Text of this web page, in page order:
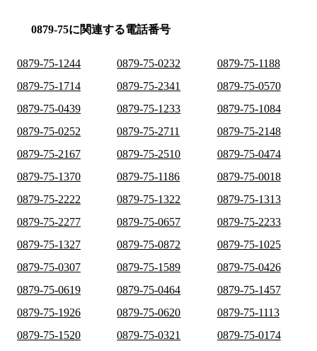
0879-75に関連する電話番号
0879-75-1244 0879-75-0232
0879-75-1188
0879-75-1714
0879-75-2341
0879-75-0570
0879-75-0439
0879-75-1233
0879-75-1084
0879-75-0252
0879-75-2711
0879-75-2148
0879-75-2167
0879-75-2510
0879-75-0474
0879-75-1370
0879-75-1186
0879-75-0018
0879-75-2222
0879-75-1322
0879-75-1313
0879-75-2277
0879-75-0657
0879-75-2233
0879-75-1327
0879-75-0872
0879-75-1025
0879-75-0307
0879-75-1589
0879-75-0426
0879-75-0619
0879-75-0464
0879-75-1457
0879-75-1926
0879-75-0620
0879-75-1113
0879-75-1520
0879-75-0321
0879-75-0174